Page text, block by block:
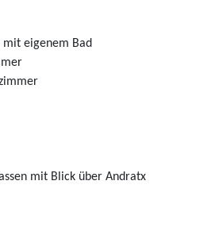
eigenem Bad
mit Blick über Andratx